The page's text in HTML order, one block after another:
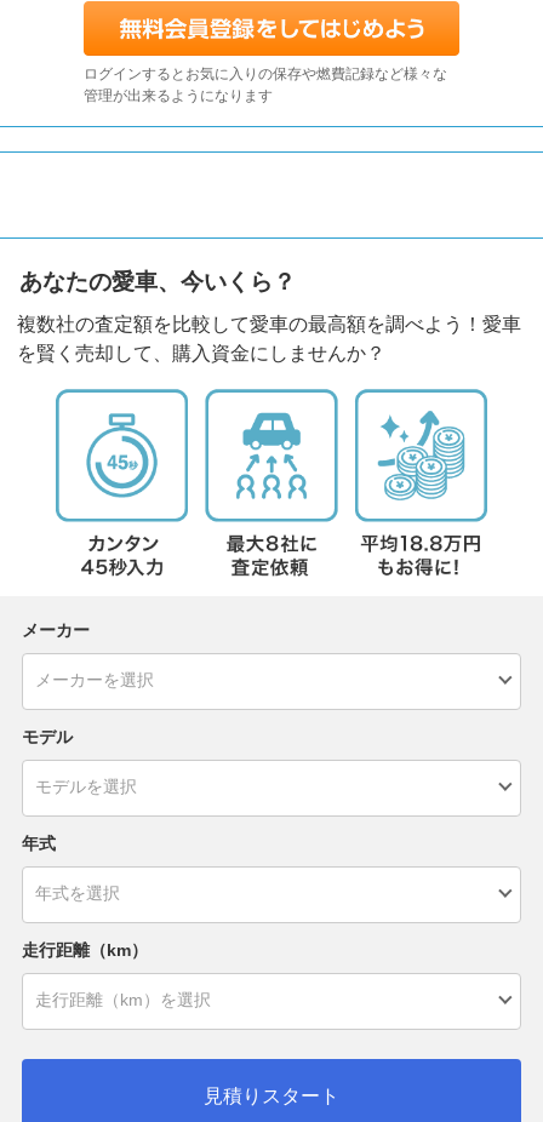
ログインするとお気に入りの保存や燃費記録など様々な
管理が出来るようになります
あなたの愛車、今いくら？
複数社の査定額を比較して愛車の最高額を調べよう！愛車
を賢く売却して、購入資金にしませんか？
メーカー
モデル
年式
走行距離（km）
見積りスタート